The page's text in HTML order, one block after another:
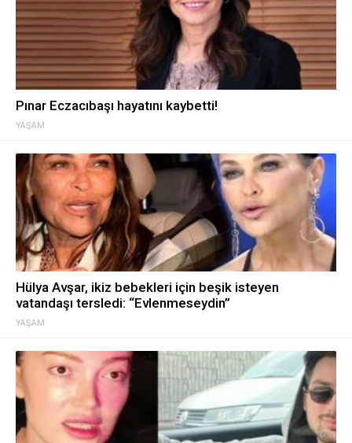
YAŞAM
Pınar Eczacıbaşı hayatını kaybetti!
YAŞAM
Hülya Avşar, ikiz bebekleri için beşik isteyen
vatandaşı tersledi: “Evlenmeseydin”